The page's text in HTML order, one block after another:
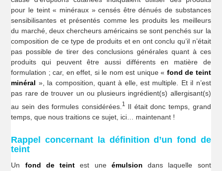
pour le teint « minéraux » censés être dénués de substances
sensibilisantes et présentés comme les produits les meilleurs
du marché, deux chercheurs américains se sont penchés sur la
composition de ce type de produits et en ont conclu qu’il n’était
pas possible de tirer des conclusions générales quant à ces
produits qui peuvent être aussi différents en matière de
formulation ; car, en effet, si le nom est unique « fond de teint
minéral », la composition, quant à elle, est multiple. Et il n’est
pas rare de trouver un ou plusieurs ingrédient(s) allergisant(s)
au sein des formules considérées. 1
Il était donc temps, grand
temps, que nous traitions ce sujet, ici… maintenant !
Rappel concernant la définition d’un fond de
teint
Un fond de teint est une émulsion dans laquelle sont